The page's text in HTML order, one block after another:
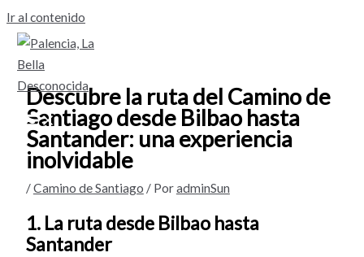
Ir al contenido
Descubre la ruta del Camino de
Santiago desde Bilbao hasta
Santander: una experiencia
inolvidable
/Camino de Santiago / PoradminSun
1. La ruta desde Bilbao hasta
Santander